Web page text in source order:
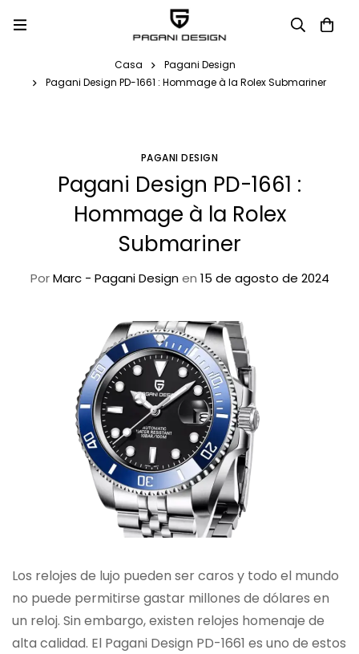
Casa
Pagani Design
Pagani Design PD-1661 : Hommage à la Rolex Submariner
PAGANI DESIGN
Pagani Design PD-1661 :
Hommage à la Rolex
Submariner
PorMarc - Pagani Design en 15 de agosto de 2024
Los relojes de lujo pueden ser caros y todo el mundo
no puede permitirse gastar millones de dólares en
un reloj. Sin embargo, existen relojes homenaje de
alta calidad. El Pagani Design PD-1661 es uno de estos